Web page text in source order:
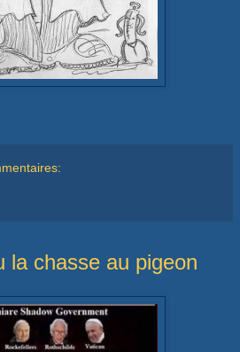
la chasse au pigeon